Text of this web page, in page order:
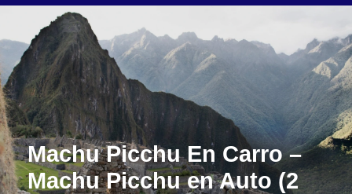
Machu Picchu En Carro –
Machu Picchu en Auto (2